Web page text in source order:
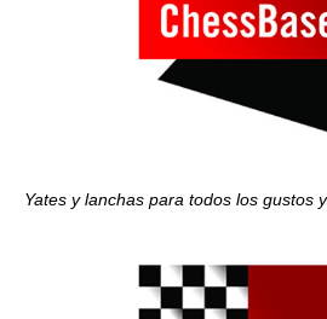
Yates y lanchas para todos los gustos